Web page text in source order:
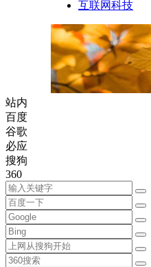
互联网科技
站内
百度
谷歌
必应
搜狗
360